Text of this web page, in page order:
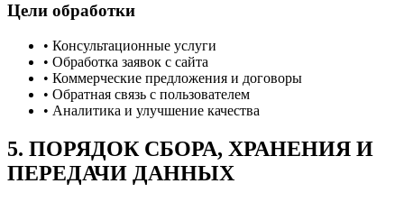
Цели обработки
• Консультационные услуги
• Обработка заявок с сайта
• Коммерческие предложения и договоры
• Обратная связь с пользователем
• Аналитика и улучшение качества
5. ПОРЯДОК СБОРА, ХРАНЕНИЯ И
ПЕРЕДАЧИ ДАННЫХ